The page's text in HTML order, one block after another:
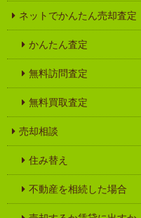
ネットでかんたん売却査定
かんたん査定
無料訪問査定
無料買取査定
売却相談
住み替え
不動産を相続した場合